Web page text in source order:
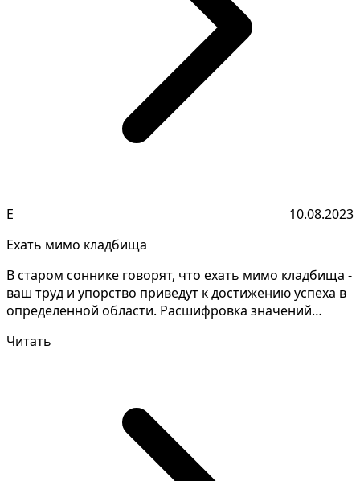
Е
10.08.2023
Ехать мимо кладбища
В старом соннике говорят, что ехать мимо кладбища -
ваш труд и упорство приведут к достижению успеха в
определенной области. Расшифровка значений
Читать